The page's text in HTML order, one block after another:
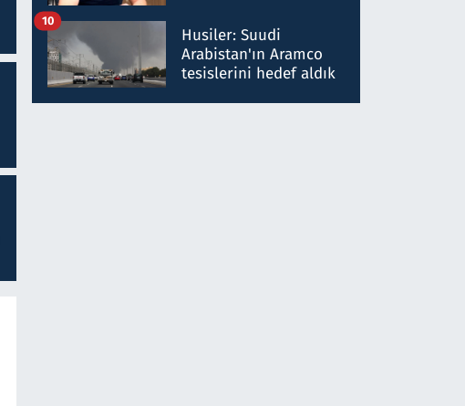
talimat verdi, ben
gönderdim
Husiler: Suudi
Arabistan'ın Aramco
tesislerini hedef aldık
10